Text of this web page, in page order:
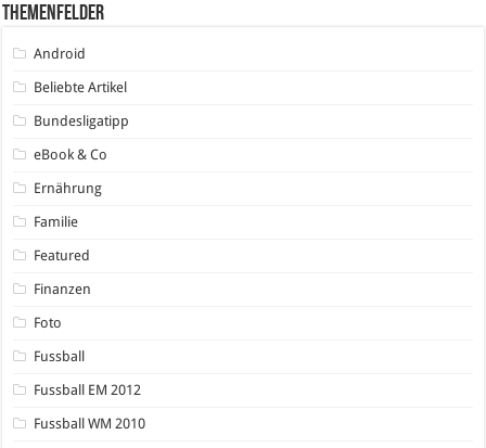
Themenfelder
Android
Beliebte Artikel
Bundesligatipp
eBook & Co
Ernährung
Familie
Featured
Finanzen
Foto
Fussball
Fussball EM 2012
Fussball WM 2010